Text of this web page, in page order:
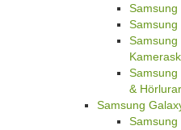
Samsung
Samsung
Samsung
Samsung
& Hörlurar
Samsung
Samsung